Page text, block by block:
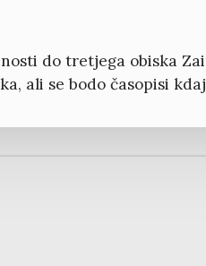
do tretjega obiska
ali se bodo časopisi